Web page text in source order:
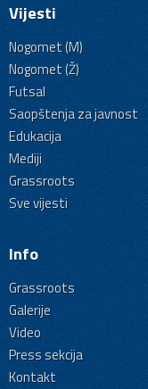
Vijesti
Nogomet (M)
Nogomet (Ž)
Futsal
Saopštenja za javnost
Edukacija
Mediji
Grassroots
Sve vijesti
Info
Grassroots
Galerije
Video
Press sekcija
Kontakt